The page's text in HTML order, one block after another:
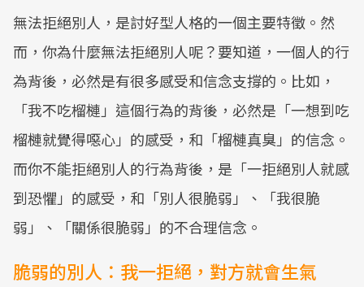
無法拒絕別人，是討好型人格的一個主要特徵。然
而，你為什麼無法拒絕別人呢？要知道，一個人的行
為背後，必然是有很多感受和信念支撐的。比如，
「我不吃榴槤」這個行為的背後，必然是「一想到吃
榴槤就覺得噁心」的感受，和「榴槤真臭」的信念。
而你不能拒絕別人的行為背後，是「一拒絕別人就感
到恐懼」的感受，和「別人很脆弱」、「我很脆
弱」、「關係很脆弱」的不合理信念。
脆弱的別人：我一拒絕，對方就會生氣